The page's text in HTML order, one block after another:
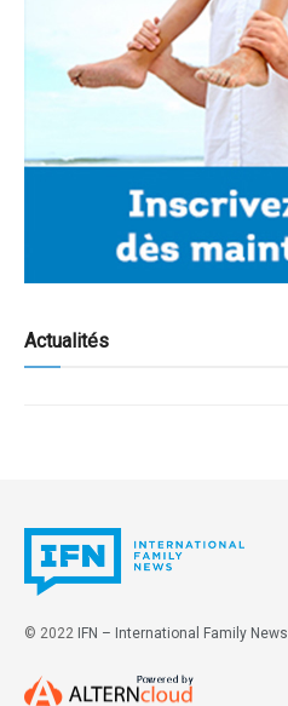
Actualités
© 2022 IFN – International Family News